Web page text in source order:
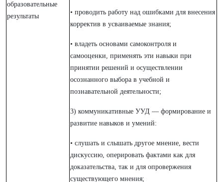
образовательные
результаты
• проводить работу над ошибками для внесения
корректив в усваиваемые знания;
• владеть основами самоконтроля и
самооценки, применять эти навыки при
принятии решений и осуществлении
осознанного выбора в учебной и
познавательной деятельности;
3) коммуникативные УУД — формирование и
развитие навыков и умений:
• слушать и слышать другое мнение, вести
дискуссию, оперировать фактами как для
доказательства, так и для опровержения
существующего мнения;